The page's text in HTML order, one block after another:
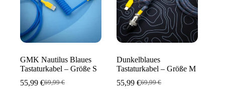
GMK Nautilus Blaues
Tastaturkabel – Größe S
69,99€
Ursprünglicher
55,99 €Aktueller
Dunkelblaues
Tastaturkabel – Größe M
69,99€
Ursprünglicher
55,99€Aktueller